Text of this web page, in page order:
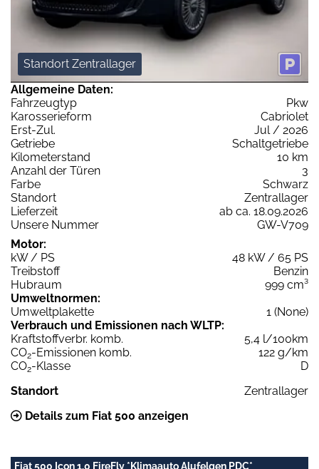
Standort Zentrallager
Allgemeine Daten:
Fahrzeugtyp
Pkw
Karosserieform
Cabriolet
Erst-Zul.
Jul / 2026
Getriebe
Schaltgetriebe
Kilometerstand
10 km
Anzahl der Türen
3
Farbe
Schwarz
Standort
Zentrallager
Lieferzeit
ab ca. 18.09.2026
Unsere Nummer
GW-V709
Motor:
kW / PS
48 kW / 65 PS
Treibstoff
Benzin
Hubraum
999 cm³
Umweltnormen:
Umweltplakette
1 (None)
Verbrauch und Emissionen nach WLTP:
Kraftstoffverbr. komb.
5,4 l/100km
CO2-Emissionen komb.
122 g/km
CO2-Klasse
D
Standort
Zentrallager
Details zum Fiat 500 anzeigen
Fiat 500 Icon 1.0 FireFly *Klimaauto Alufelgen PDC*